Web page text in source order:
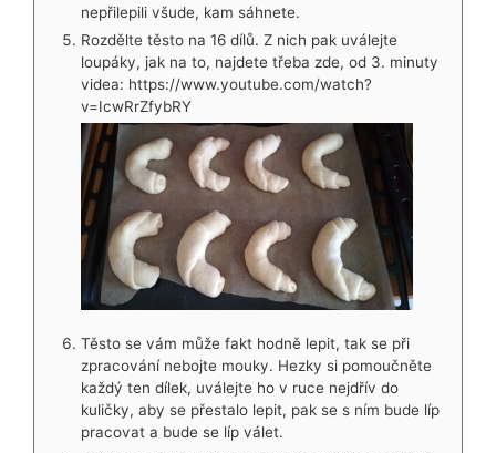
nepřilepili všude, kam sáhnete.
Rozdělte těsto na 16 dílů. Z nich pak uválejte
loupáky, jak na to, najdete třeba zde, od 3. minuty
videa: https://www.youtube.com/watch?
v=IcwRrZfybRY
Těsto se vám může fakt hodně lepit, tak se při
zpracování nebojte mouky. Hezky si pomoučněte
každý ten dílek, uválejte ho v ruce nejdřív do
kuličky, aby se přestalo lepit, pak se s ním bude líp
pracovat a bude se líp válet.